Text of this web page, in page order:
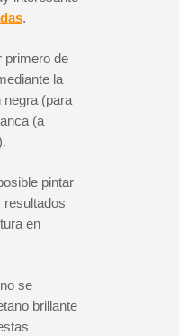
.
primero de
la
(para
(a
pintar
resultados
en
se
brillante